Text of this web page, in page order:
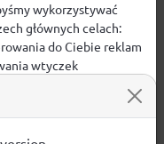
produktu
wykorzystywać
głównych celach:
do Ciebie reklam
wtyczek
i tym, jak